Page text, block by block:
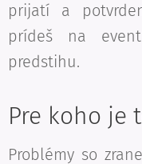
prijatí a
prídeš na
predstihu.
Pre koho je
Problémy so